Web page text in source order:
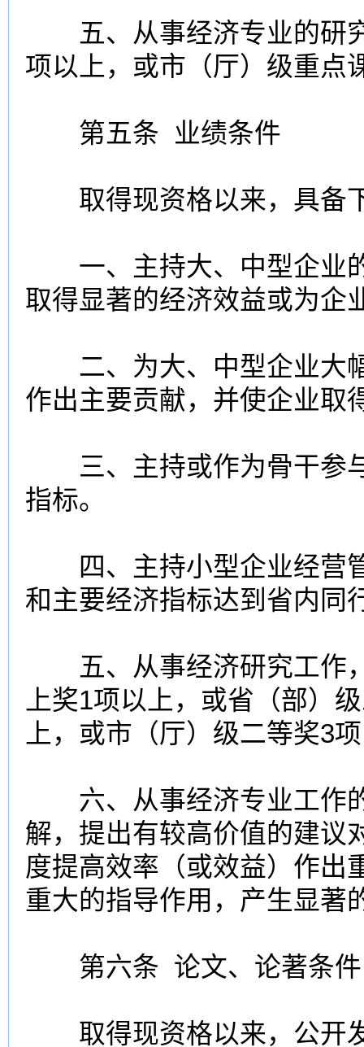
五、从事经济专业的研
项以上，或市（厅）级重点
第五条 业绩条件
取得现资格以来，具备
一、主持大、中型企业
取得显著的经济效益或为企
二、为大、中型企业大
作出主要贡献，并使企业取
三、主持或作为骨干参
指标。
四、主持小型企业经营
和主要经济指标达到省内同
五、从事经济研究工作
上奖1项以上，或省（部）
上，或市（厅）级二等奖3
六、从事经济专业工作
解，提出有较高价值的建议
度提高效率（或效益）作出
重大的指导作用，产生显著
第六条 论文、论著条件
取得现资格以来，公开